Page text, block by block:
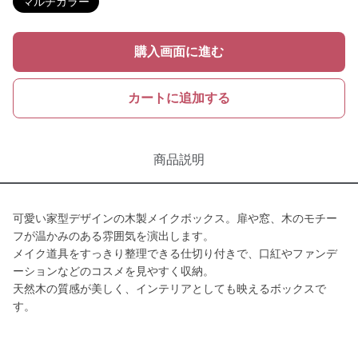
購入画面に進む
カートに追加する
商品説明
可愛い家型デザインの木製メイクボックス。扉や窓、木のモチー
フが温かみのある雰囲気を演出します。
メイク道具をすっきり整理できる仕切り付きで、口紅やファンデ
ーションなどのコスメを見やすく収納。
天然木の質感が美しく、インテリアとしても映えるボックスで
す。